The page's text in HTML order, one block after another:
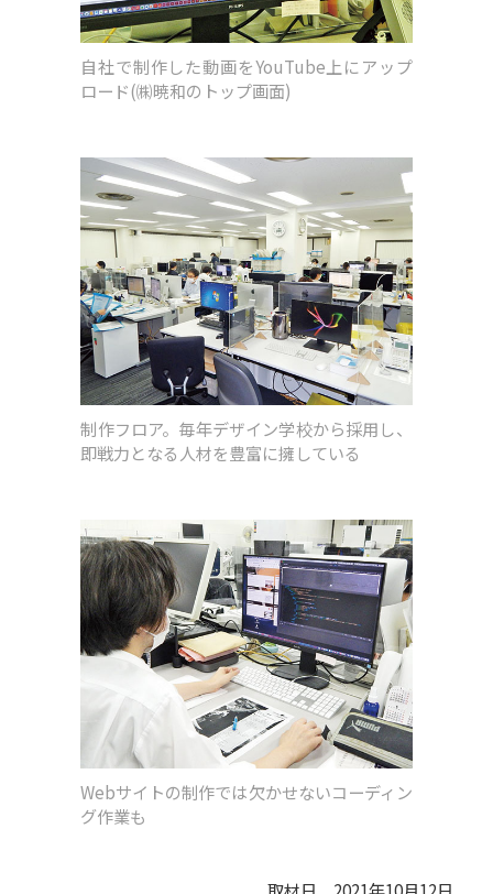
自社で制作した動画をYouTube上にアップ
ロード(㈱暁和のトップ画面)
制作フロア。毎年デザイン学校から採用し、
即戦力となる人材を豊富に擁している
Webサイトの制作では欠かせないコーディン
グ作業も